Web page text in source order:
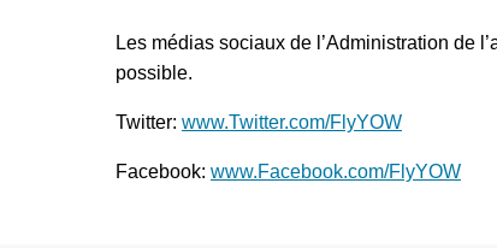
Les médias sociaux de l’Administration de
possible.
Twitter: www.Twitter.com/FlyYOW
Facebook: www.Facebook.com/FlyYOW